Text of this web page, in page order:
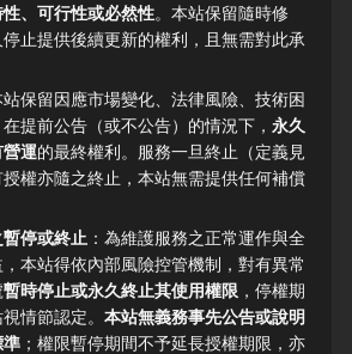
、可行性或必然性。本站保留隨時修
止提供後續更新的權利，且無需對此承
站保留因應市場變化、法律風險、技術困
提前公告（或不公告）的情況下， 永久
營運的最終權利。服務一旦終止（定義見
權亦隨之終止，本站無需提供任何補償
停或終止 ：為維護服務之正常運作與全
本站得依內部風險控管機制，對有異常
暫時停止或永久終止其使用權限 ，停權期
情節認定。 本站無義務事先公告或說明
準 ；權限暫停期間不予延長授權期限，亦